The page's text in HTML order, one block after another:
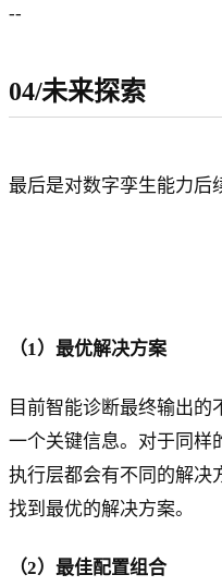
--
04/未来探索
最后是对数字孪生能力后
（1）最优解决方案
目前智能诊断最终输出
一个关键信息。对于同样
执行层都会有不同的解决
找到最优的解决方案。
（2）最佳配置组合